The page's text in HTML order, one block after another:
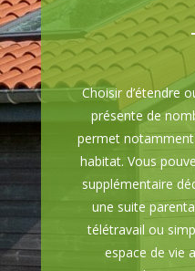
Choisir d’étendre
présente de
permet
habitat. Vous
supplémentaire
une suite
télétravail ou
espace de vie